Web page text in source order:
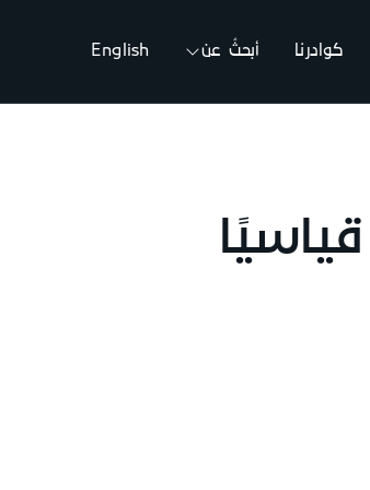
كوادرنا أبحثُ عن English
رقمًا قياسيًا